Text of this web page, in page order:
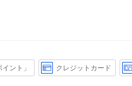
ント」 クレジットカード